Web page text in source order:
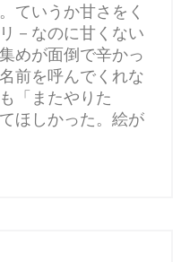
ていうか甘さをく
－なのに甘くない
めが面倒で辛かっ
前を呼んでくれな
「またやりた
ほしかった。絵が